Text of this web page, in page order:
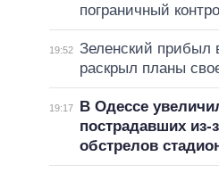
пограничный
19:52 Зеленский прибыл
раскрыл планы
19:17
В Одессе
пострадавших из-
обстрелов